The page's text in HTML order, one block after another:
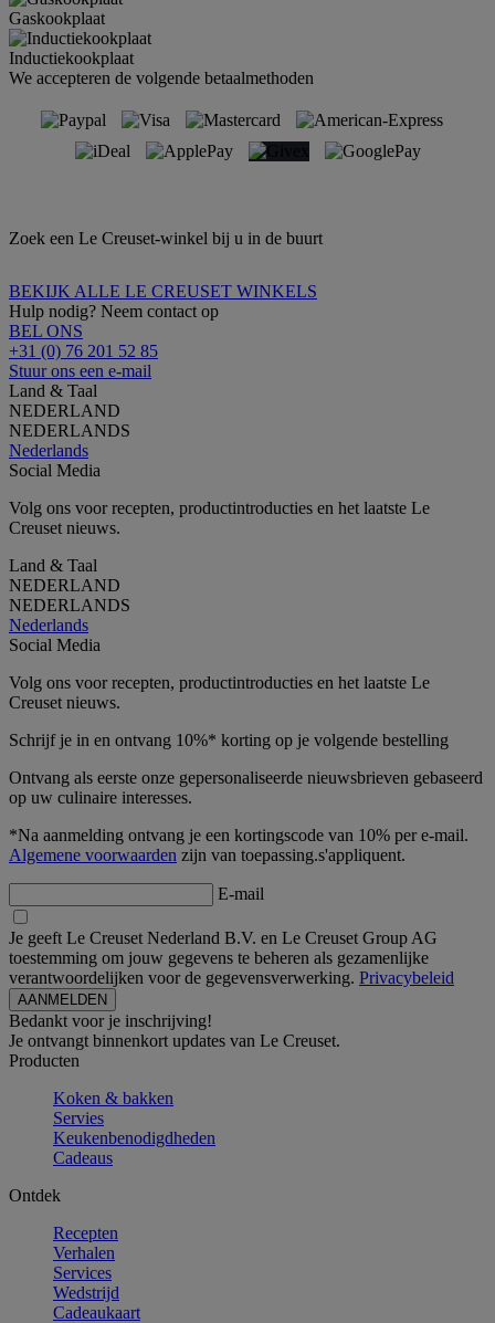
Gaskookplaat
Inductiekookplaat
We accepteren de volgende betaalmethoden
Zoek een Le Creuset-winkel bij u in de buurt
BEKIJK ALLE LE CREUSET WINKELS
Hulp nodig? Neem contact op
BEL ONS
+31 (0) 76 201 52 85
Stuur ons een e-mail
Land & Taal
NEDERLAND
NEDERLANDS
Nederlands
Social Media
Volg ons voor recepten, productintroducties en het laatste Le
Creuset nieuws.
Land & Taal
NEDERLAND
NEDERLANDS
Nederlands
Social Media
Volg ons voor recepten, productintroducties en het laatste Le
Creuset nieuws.
Schrijf je in en ontvang 10%* korting op je volgende bestelling
Ontvang als eerste onze gepersonaliseerde nieuwsbrieven gebaseerd
op uw culinaire interesses.
*Na aanmelding ontvang je een kortingscode van 10% per e-mail.
Algemene voorwaarden zijn van toepassing.s'appliquent.
E-mail
Je geeft Le Creuset Nederland B.V. en Le Creuset Group AG
toestemming om jouw gegevens te beheren als gezamenlijke
verantwoordelijken voor de gegevensverwerking. Privacybeleid
Bedankt voor je inschrijving!
Je ontvangt binnenkort updates van Le Creuset.
Producten
Koken & bakken
Servies
Keukenbenodigdheden
Cadeaus
Ontdek
Recepten
Verhalen
Services
Wedstrijd
Cadeaukaart